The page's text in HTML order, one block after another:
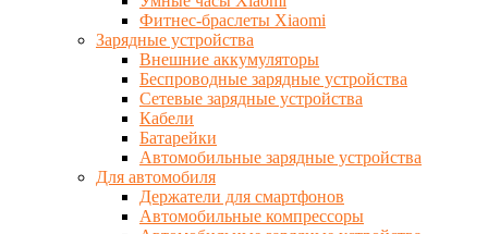
Фитнес-браслеты Xiaomi
Зарядные устройства
Внешние аккумуляторы
Беспроводные зарядные устройства
Сетевые зарядные устройства
Кабели
Батарейки
Автомобильные зарядные устройства
Для автомобиля
Держатели для смартфонов
Автомобильные компрессоры